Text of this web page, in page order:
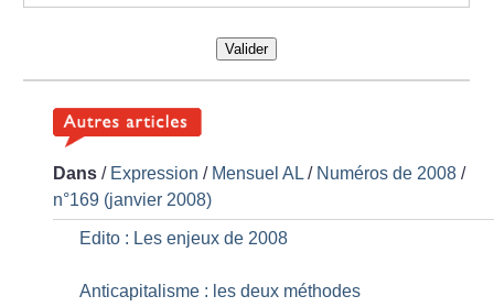
Valider
Dans / Expression / Mensuel AL / Numéros de 2008 /
n°169 (janvier 2008)
Edito : Les enjeux de 2008
Anticapitalisme : les deux méthodes